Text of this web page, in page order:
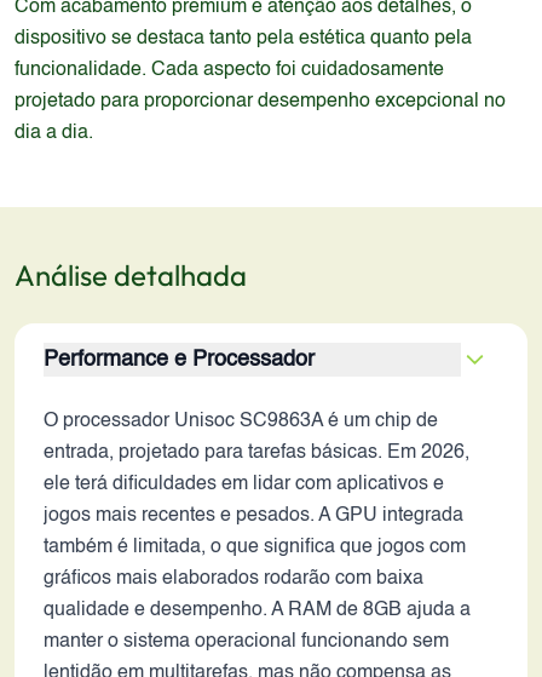
Com acabamento premium e atenção aos detalhes, o
dispositivo se destaca tanto pela estética quanto pela
funcionalidade. Cada aspecto foi cuidadosamente
projetado para proporcionar desempenho excepcional no
dia a dia.
Análise detalhada
Performance e Processador
O processador Unisoc SC9863A é um chip de
entrada, projetado para tarefas básicas. Em 2026,
ele terá dificuldades em lidar com aplicativos e
jogos mais recentes e pesados. A GPU integrada
também é limitada, o que significa que jogos com
gráficos mais elaborados rodarão com baixa
qualidade e desempenho. A RAM de 8GB ajuda a
manter o sistema operacional funcionando sem